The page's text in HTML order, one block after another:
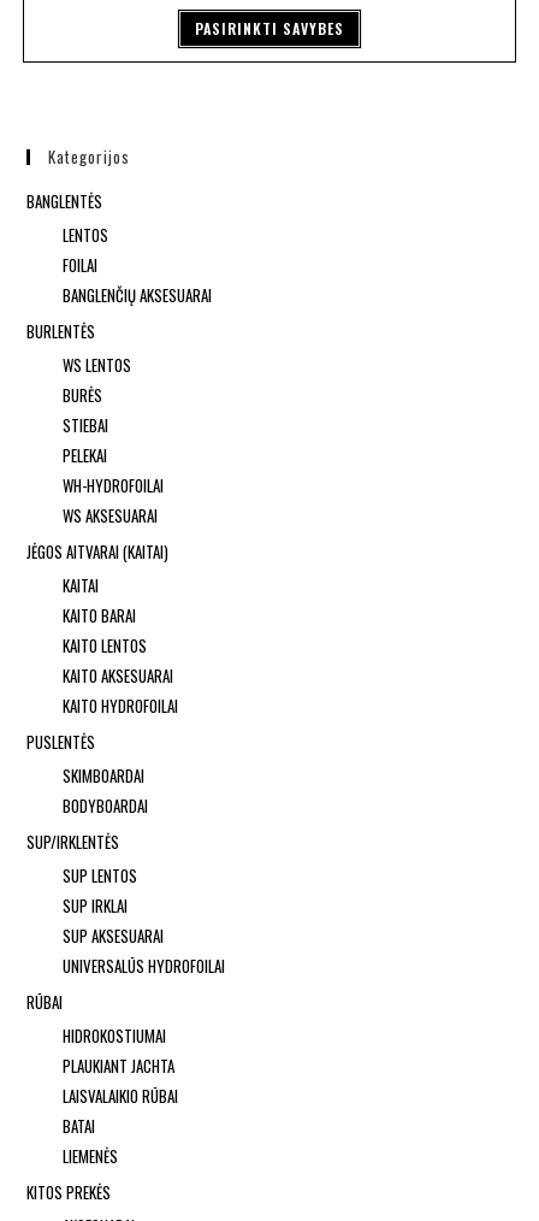
PASIRINKTI SAVYBES
Kategorijos
BANGLENTĖS
LENTOS
FOILAI
BANGLENČIŲ AKSESUARAI
BURLENTĖS
WS LENTOS
BURĖS
STIEBAI
PELEKAI
WH-HYDROFOILAI
WS AKSESUARAI
JĖGOS AITVARAI (KAITAI)
KAITAI
KAITO BARAI
KAITO LENTOS
KAITO AKSESUARAI
KAITO HYDROFOILAI
PUSLENTĖS
SKIMBOARDAI
BODYBOARDAI
SUP/IRKLENTĖS
SUP LENTOS
SUP IRKLAI
SUP AKSESUARAI
UNIVERSALŪS HYDROFOILAI
RŪBAI
HIDROKOSTIUMAI
PLAUKIANT JACHTA
LAISVALAIKIO RŪBAI
BATAI
LIEMENĖS
KITOS PREKĖS